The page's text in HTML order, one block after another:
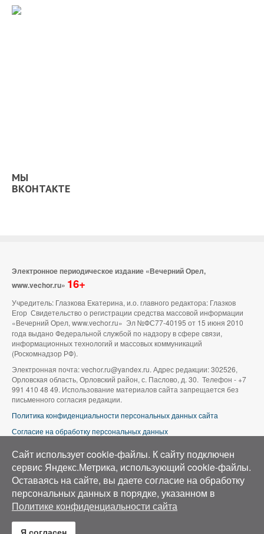
МЫ
ВКОНТАКТЕ
Электронное периодическое издание «Вечерний Орел,
www.vechor.ru» 16+
Учредитель: Глазкова Екатерина, и.о. главного редактора: Глазков
Егор Свидетельство о регистрации средства массовой информации
«Вечерний Орел, www.vechor.ru» Эл №ФС77-40195 от 15 июня 2010
года выдано Федеральной службой по надзору в сфере связи,
информационных технологий и массовых коммуникаций
(Роскомнадзор РФ).
Электронная почта: vechor.ru@yandex.ru. Адрес редакции: 302526,
Орловская область, Орловский район, с. Паслово, д. 30. Телефон - +7
991 410 48 49. Использование материалов сайта запрещается без
письменного согласия редакции.
Политика конфиденциальности персональных данных сайта
Согласие на обработку персональных данных
Аэросъемка в Орле»
Сайт использует cookie-файлы. К cайту подключен
сервис Яндекс.Метрика, использующий cookie-файлы.
Оставаясь на сайте, вы даете согласие на обработку
персональных данных в порядке, указанном в
Политике конфиденциальности сайта
Я согласен